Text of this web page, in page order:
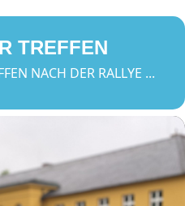
TREFFEN
NACH DER RALLYE ...